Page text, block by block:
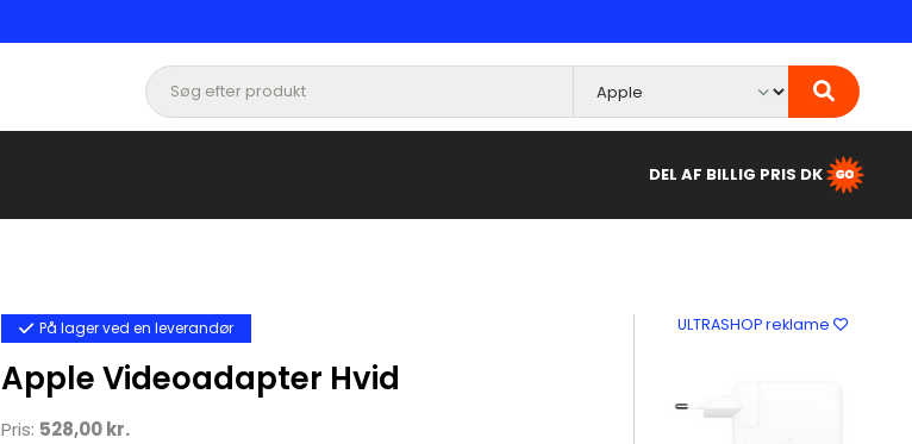
DEL AF BILLIG PRIS DK
På lager ved en leverandør
Apple Videoadapter Hvid
Pris: 528,00 kr.
ULTRASHOP reklame